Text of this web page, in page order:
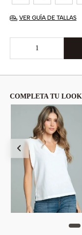
VER GUÍA DE TALLAS
COMPLETA TU LOOK